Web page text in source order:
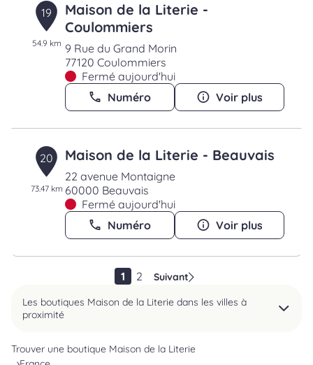
19
54.9 km
Maison de la Literie -
Coulommiers
9 Rue du Grand Morin
77120 Coulommiers
Fermé aujourd'hui
Numéro
Voir plus
20
73.47 km
Maison de la Literie - Beauvais
22 avenue Montaigne
60000 Beauvais
Fermé aujourd'hui
Numéro
Voir plus
1 2
Suivant
Les boutiques Maison de la Literie dans les villes à
proximité
Trouver une boutique Maison de la Literie